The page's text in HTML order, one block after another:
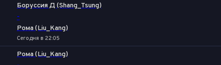
Боруссия Д (Shang_Tsung)
-
Рома (Liu_Kang)
Сегодня в 22:05
Рома (Liu_Kang)